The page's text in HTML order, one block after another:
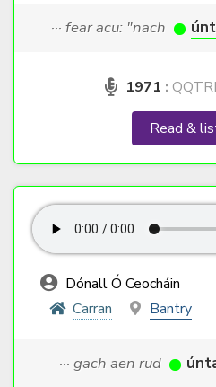
··· fear acu: "nach
1971 :
Read &
Dónall Ó Ceocháin
Carran
Bantry
··· gach aen rud